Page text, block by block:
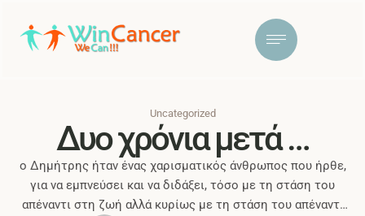
Uncategorized
Δυο χρόνια μετά …
ο Δημήτρης ήταν ένας χαρισματικός άνθρωπος που ήρθε,
για να εμπνεύσει και να διδάξει, τόσο με τη στάση του
απέναντι στη ζωή αλλά κυρίως με τη στάση του απέναντι